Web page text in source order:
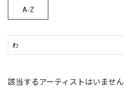
A-Z
該当するアーティストはいません